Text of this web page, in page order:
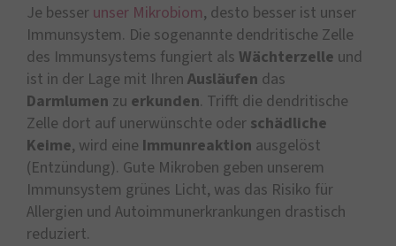
Je besser unser Mikrobiom, desto besser ist unser
Immunsystem. Die sogenannte dendritische Zelle
des Immunsystems fungiert als Wächterzelle und
ist in der Lage mit Ihren Ausläufen das
Darmlumen zu erkunden. Trifft die dendritische
Zelle dort auf unerwünschte oder schädliche
Keime, wird eine Immunreaktion ausgelöst
(Entzündung). Gute Mikroben geben unserem
Immunsystem grünes Licht, was das Risiko für
Allergien und Autoimmunerkrankungen drastisch
reduziert.